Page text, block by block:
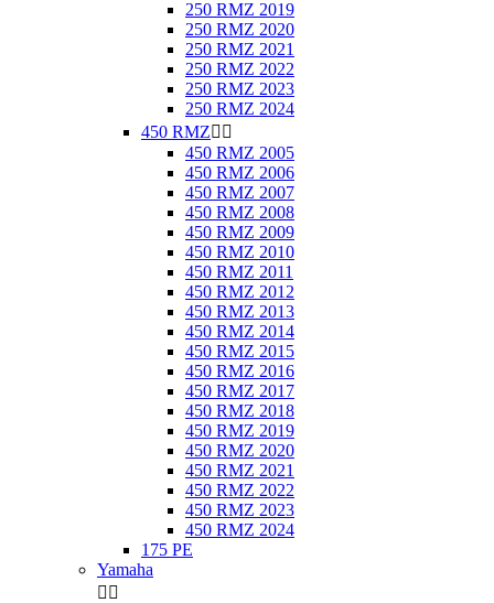
250 RMZ 2019
250 RMZ 2020
250 RMZ 2021
250 RMZ 2022
250 RMZ 2023
250 RMZ 2024
450 RMZ 
450 RMZ 2005
450 RMZ 2006
450 RMZ 2007
450 RMZ 2008
450 RMZ 2009
450 RMZ 2010
450 RMZ 2011
450 RMZ 2012
450 RMZ 2013
450 RMZ 2014
450 RMZ 2015
450 RMZ 2016
450 RMZ 2017
450 RMZ 2018
450 RMZ 2019
450 RMZ 2020
450 RMZ 2021
450 RMZ 2022
450 RMZ 2023
450 RMZ 2024
175 PE
Yamaha
 